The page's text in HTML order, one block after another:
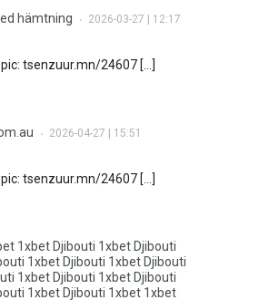
hämtning • 2026-03-27 | 12:17
tsenzuur.mn/24607 […]
• 2026-04-27 | 15:51
tsenzuur.mn/24607 […]
1xbet Djibouti 1xbet Djibouti
1xbet Djibouti 1xbet Djibouti
1xbet Djibouti 1xbet Djibouti
1xbet Djibouti 1xbet 1xbet